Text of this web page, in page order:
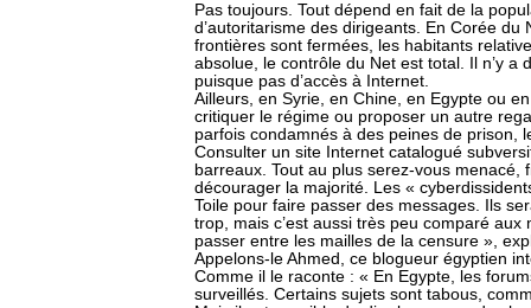
Pas toujours. Tout dépend en fait de la
d’autoritarisme des dirigeants. En Corée
frontières sont fermées, les habitants
absolue, le contrôle du Net est total. Il n’y a
puisque pas d’accès à Internet.
Ailleurs, en Syrie, en Chine, en Egypte ou
critiquer le régime ou proposer un autre
parfois condamnés à des peines de prison,
Consulter un site Internet catalogué
barreaux. Tout au plus serez-vous
décourager la majorité. Les «
Toile pour faire passer des messages. Ils
trop, mais c’est aussi très peu comparé aux
passer entre les mailles de la censure »,
Appelons-le Ahmed, ce blogueur égyptien
Comme il le raconte : « En Egypte, les
surveillés. Certains sujets sont tabous,